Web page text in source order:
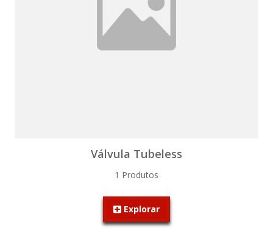
Válvula Tubeless
1 Produtos
Explorar